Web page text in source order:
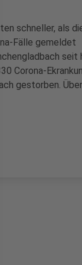
schneller, als
Fälle gemeldet
seit
Corona-
gestorben.